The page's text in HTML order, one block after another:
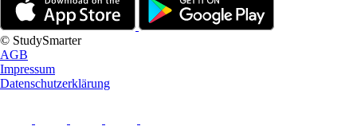
© StudySmarter
AGB
Impressum
Datenschutzerklärung